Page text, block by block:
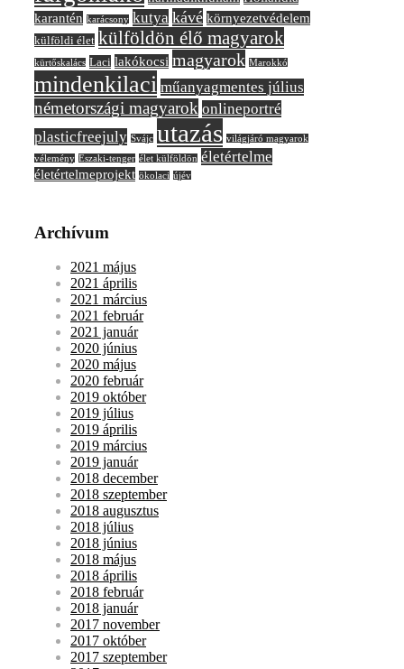
karantén karácsony kutya kávé környezetvédelem
külföldi élet külföldön élő magyarok
kürtőskalács Laci lakókocsi magyarok Marokkó
mindenkilaci műanyagmentes július
németországi magyarok onlineportré
plasticfreejuly Svájc utazás világjáró magyarok
vélemény Északi-tenger élet külföldön életértelme
életértelmeprojekt ökolaci újév
Archívum
2021 május
2021 április
2021 március
2021 február
2021 január
2020 június
2020 május
2020 február
2019 október
2019 július
2019 április
2019 március
2019 január
2018 december
2018 szeptember
2018 augusztus
2018 július
2018 június
2018 május
2018 április
2018 február
2018 január
2017 november
2017 október
2017 szeptember